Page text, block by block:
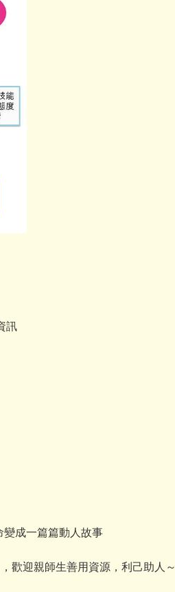
訊
變成一篇篇動人故事
歡迎親師生善用資源，利己助人～